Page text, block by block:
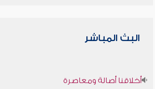
البث المباشر
أخلاقنا أصالة ومعاصرة